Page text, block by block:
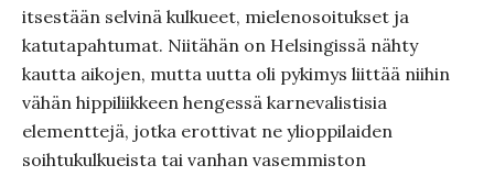
itsestään selvinä kulkueet, mielenosoitukset ja
katutapahtumat. Niitähän on Helsingissä nähty
kautta aikojen, mutta uutta oli pykimys liittää niihin
vähän hippiliikkeen hengessä karnevalistisia
elementtejä, jotka erottivat ne ylioppilaiden
soihtukulkueista tai vanhan vasemmiston